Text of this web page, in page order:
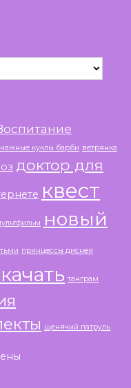
куклы барби ветрянка
доктор для
квест
новый
принцессы диснея
танграм
щенячий патруль